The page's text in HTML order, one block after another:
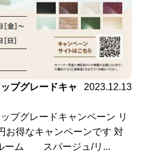
プグレードキャ
2023.12.13
グレードキャンペーン リ
得なキャンペーンです 対
ーム スパージュ/リ...